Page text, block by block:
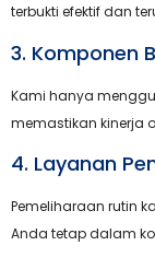
terbukti efektif dan
3. Komponen
Kami hanya
memastikan kinerja
4. Layanan
Pemeliharaan rutin
Anda tetap dalam